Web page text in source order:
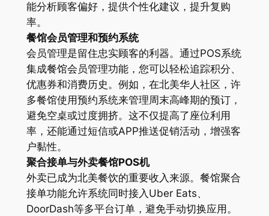
能分析顾客偏好，提供个性化建议，提升复购
率。
餐馆会员管理和预约系统
会员管理是留住忠实顾客的利器。通过POS系统
集成餐馆会员管理功能，您可以轻松追踪积分、
优惠券和消费历史。例如，在北美华人社区，许
多餐馆使用预约系统来管理周末高峰期的预订，
避免空桌或过度拥挤。这不仅提高了座位利用
率，还能通过短信或APP推送促销活动，增强客
户黏性。
聚合接单与外卖餐馆POS机
外卖已成为北美餐饮的重要收入来源。餐馆聚合
接单功能允许系统同时接入Uber Eats、
DoorDash等多平台订单，避免手动切换应用。